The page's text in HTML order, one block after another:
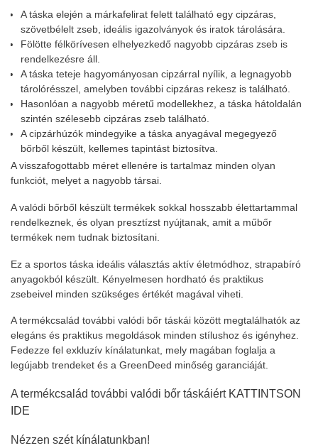
A táska elején a márkafelirat felett található egy cipzáras,
szövetbélelt zseb, ideális igazolványok és iratok tárolására.
Fölötte félkörívesen elhelyezkedő nagyobb cipzáras zseb is
rendelkezésre áll.
A táska teteje hagyományosan cipzárral nyílik, a legnagyobb
tárolórésszel, amelyben további cipzáras rekesz is található.
Hasonlóan a nagyobb méretű modellekhez, a táska hátoldalán
szintén szélesebb cipzáras zseb található.
A cipzárhúzók mindegyike a táska anyagával megegyező
bőrből készült, kellemes tapintást biztosítva.
A visszafogottabb méret ellenére is tartalmaz minden olyan
funkciót, melyet a nagyobb társai.
A valódi bőrből készült termékek sokkal hosszabb élettartammal
rendelkeznek, és olyan presztízst nyújtanak, amit a műbőr
termékek nem tudnak biztosítani.
Ez a sportos táska ideális választás aktív életmódhoz, strapabíró
anyagokból készült. Kényelmesen hordható és praktikus
zsebeivel minden szükséges értékét magával viheti.
A termékcsalád további valódi bőr táskái között megtalálhatók az
elegáns és praktikus megoldások minden stílushoz és igényhez.
Fedezze fel exkluzív kínálatunkat, mely magában foglalja a
legújabb trendeket és a GreenDeed minőség garanciáját.
A termékcsalád további valódi bőr táskáiért KATTINTSON
IDE
Nézzen szét kínálatunkban!